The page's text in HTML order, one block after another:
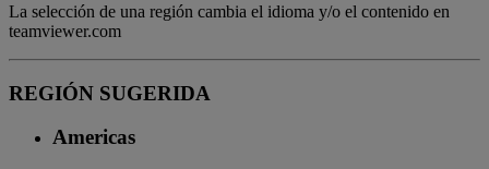
La selección de una región cambia el idioma y/o el contenido en
teamviewer.com
REGIÓN SUGERIDA
Americas